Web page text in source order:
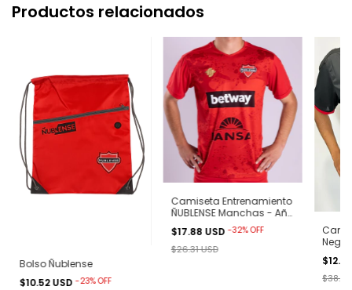
Productos relacionados
Bolso Ñublense
$10.52 USD-23%OFF
Camiseta Entrenamiento
ÑUBLENSE Manchas - Año
2023 Onefit
$17.88 USD-32%OFF
$26.31 USD
$38.94